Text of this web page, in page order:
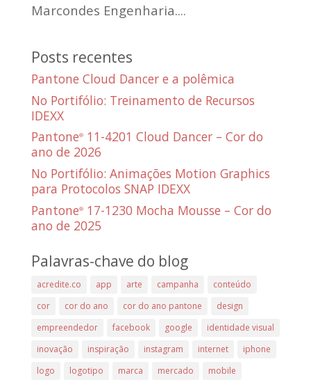
Marcondes Engenharia....
Posts recentes
Pantone Cloud Dancer e a polêmica
No Portifólio: Treinamento de Recursos
IDEXX
Pantone®11-4201 Cloud Dancer – Cor do
ano de 2026
No Portifólio: Animações Motion Graphics
para Protocolos SNAP IDEXX
Pantone®17-1230 Mocha Mousse – Cor do
ano de 2025
Palavras-chave do blog
acredite.co app arte campanha
conteúdo
cor
cor do ano cor do ano pantone
design
empreendedor
facebook google
identidade visual
inovação
inspiração instagram internet
iphone
logo
logotipo marca mercado
mobile